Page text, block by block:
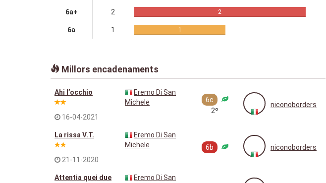
6a+ 2 2
6a 1 1
Millors encadenaments
Ahi l’occhio
16-04-2021
Eremo Di San
Michele
6c
2º
niconoborders
La rissa V.T.
21-11-2020
Eremo Di San
Michele
6b niconoborders
Attentia quei due
Eremo Di San